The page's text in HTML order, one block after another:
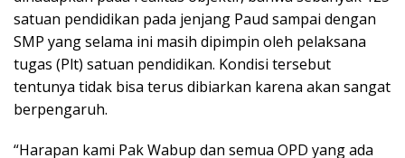
satuan pendidikan pada jenjang Paud sampai dengan
SMP yang selama ini masih dipimpin oleh pelaksana
tugas (Plt) satuan pendidikan. Kondisi tersebut
tentunya tidak bisa terus dibiarkan karena akan sangat
berpengaruh.
“Harapan kami Pak Wabup dan semua OPD yang ada